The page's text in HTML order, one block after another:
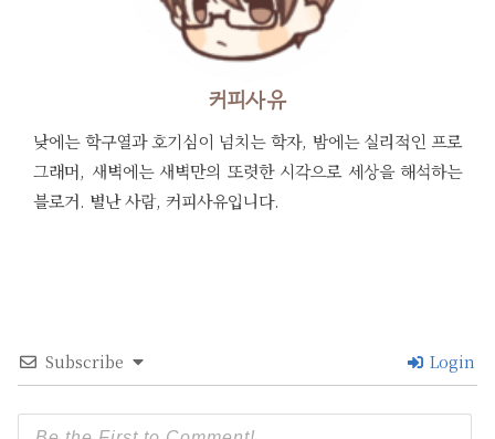
커피사유
낮에는 학구열과 호기심이 넘치는 학자, 밤에는 실리적인 프로
그래머, 새벽에는 새벽만의 또렷한 시각으로 세상을 해석하는
블로거. 별난 사람, 커피사유입니다.
Subscribe Login